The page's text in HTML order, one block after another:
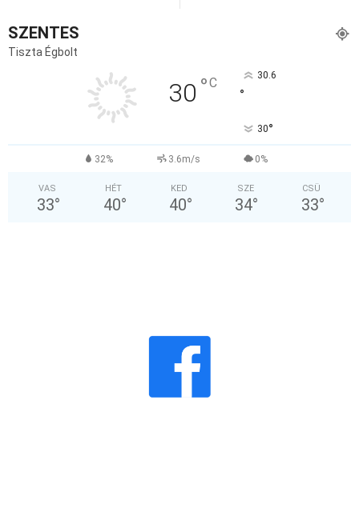
SZENTES
Tiszta Égbolt
30 °C 30.6
°
30°
32% 3.6m/s 0%
VAS
33°
HÉT
40°
KED
40°
SZE
34°
CSÜ
33°